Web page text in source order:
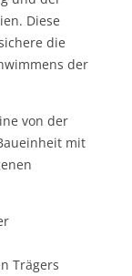
Diese
die
der
von der
mit
Trägers